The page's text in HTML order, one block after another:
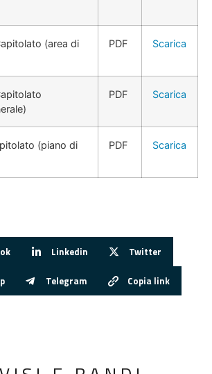
(area di
PDF Scarica
PDF Scarica
(piano di
PDF Scarica
Linkedin Twitter
Telegram Copia link